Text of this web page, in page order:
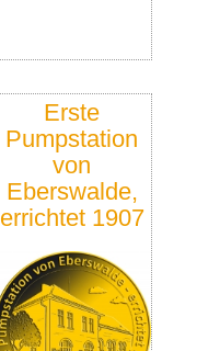
Erste
Pumpstation
von
Eberswalde,
errichtet 1907